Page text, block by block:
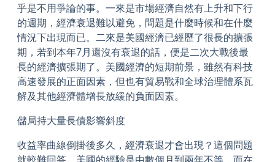
乎是不用爭論的事。一來是市場經濟自然有上升和下行
的週期，經濟衰退難以避免，問題是什麼時候和在什麼
情況下出現而已。二來是美國經濟已經歷了很長的擴張
期，若到本年7月還沒有衰退的話，便是二次大戰後最
長的經濟擴張期了。美國經濟的短期前景，雖然有科技
高速發展的正面因素，但也有貿易戰和全球治理體系瓦
解及其他經濟體增長放緩的負面因素。
儲局持大量長債影響斜度
收益率曲線倒掛後多久，經濟衰退才會出現？這個問題